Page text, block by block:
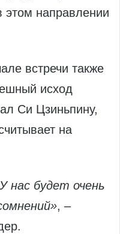
этом направлении
встречи также
исход
Си Цзиньпину,
на
нас будет очень
, –